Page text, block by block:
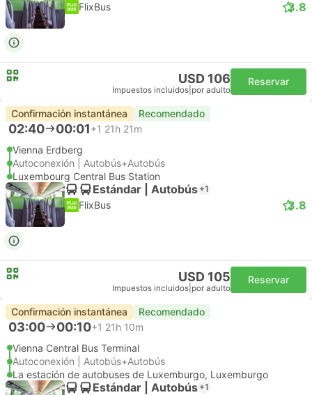
FlixBus 3.8
USD 106
Impuestos incluidos por adulto
Reservar
Confirmación instantánea Recomendado
02:40 00:01+1 21h 21m
Vienna Erdberg
Autoconexión | Autobús+Autobús
Luxembourg Central Bus Station
Estándar | Autobús +1
FlixBus 3.8
USD 105
Impuestos incluidos por adulto
Reservar
Confirmación instantánea Recomendado
03:00 00:10+1 21h 10m
Vienna Central Bus Terminal
Autoconexión | Autobús+Autobús
La estación de autobuses de Luxemburgo, Luxemburgo
Estándar | Autobús +1